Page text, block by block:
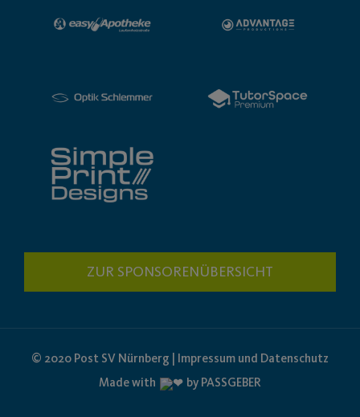
ZUR SPONSORENÜBERSICHT
© 2020 Post SV Nürnberg | Impressum und Datenschutz
Made with
by PASSGEBER